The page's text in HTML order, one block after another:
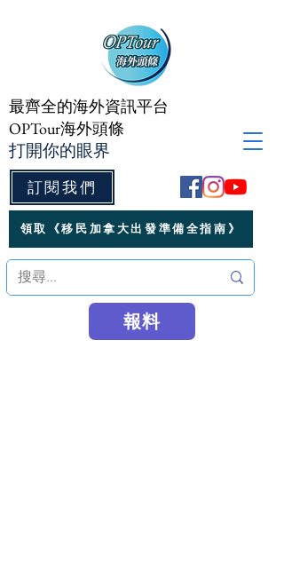
訂閱我們
最齊全的海外資訊平台
OPTour海外頭條
打開你的眼界
領取《移民加拿大出發準備全指南》
報料